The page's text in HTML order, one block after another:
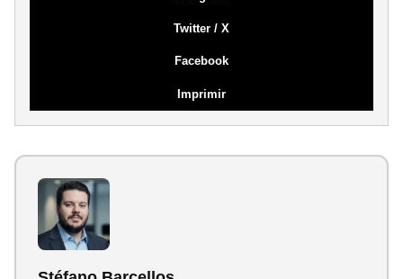
Twitter / X
Facebook
Imprimir